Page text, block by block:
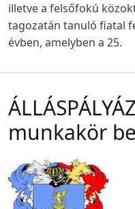
illetve a felsőfokú
tagozatán tanuló fiatal
évben, amelyben a 25.
munkakör